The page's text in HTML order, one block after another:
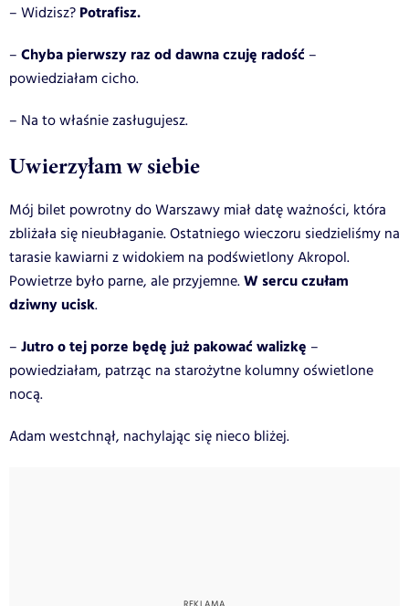
– Widzisz? Potrafisz.
– Chyba pierwszy raz od dawna czuję radość –
powiedziałam cicho.
– Na to właśnie zasługujesz.
Uwierzyłam w siebie
Mój bilet powrotny do Warszawy miał datę ważności, która
zbliżała się nieubłaganie. Ostatniego wieczoru siedzieliśmy na
tarasie kawiarni z widokiem na podświetlony Akropol.
Powietrze było parne, ale przyjemne.W sercu czułam
dziwny ucisk.
– Jutro o tej porze będę już pakować walizkę –
powiedziałam, patrząc na starożytne kolumny oświetlone
nocą.
Adam westchnął, nachylając się nieco bliżej.